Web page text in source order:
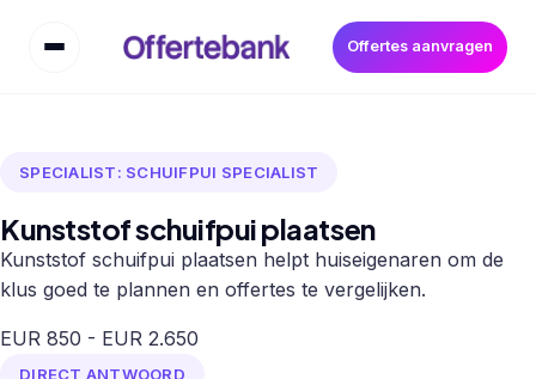
Offertes aanvragen
SPECIALIST: SCHUIFPUI SPECIALIST
Kunststof schuifpui plaatsen
Kunststof schuifpui plaatsen helpt huiseigenaren om de
klus goed te plannen en offertes te vergelijken.
EUR 850 - EUR 2.650
DIRECT ANTWOORD